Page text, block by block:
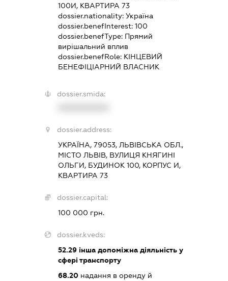
100И, КВАРТИРА 73
dossier.nationality: Україна
dossier.benefInterest: 100
dossier.benefType: Прямий
вирішальний вплив
dossier.benefRole: КІНЦЕВИЙ
БЕНЕФІЦІАРНИЙ ВЛАСНИК
dossier.smida:
dossier.address:
УКРАЇНА, 79053, ЛЬВІВСЬКА ОБЛ.,
МІСТО ЛЬВІВ, ВУЛИЦЯ КНЯГИНІ
ОЛЬГИ, БУДИНОК 100, КОРПУС И,
КВАРТИРА 73
dossier.capital:
100 000 грн.
dossier.kveds:
52.29інша допоміжна діяльність у
сфері транспорту
68.20надання в оренду й